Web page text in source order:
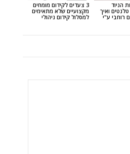
3 צעדים לקידום מומחים
מקצועיים שלא מתאימים
למסלול קידום ניהולי